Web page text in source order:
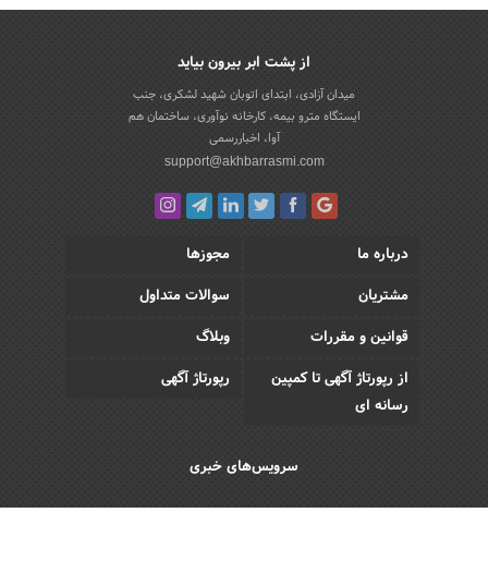
از پشت ابر بیرون بیاید
میدان آزادی، ابتدای اتوبان شهید لشکری، جنب
ایستگاه مترو بیمه، کارخانه نوآوری، ساختمان هم
آوا، اخباررسمی
support@akhbarrasmi.com
درباره ما
مجوزها
مشتریان
سوالات متداول
قوانین و مقررات
وبلاگ
از رپورتاژ آگهی تا کمپین
رسانه ای
رپورتاژ آگهی
سرویس‌های خبری